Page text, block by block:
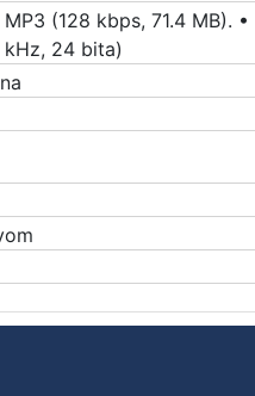
(128 kbps, 71.4 MB). •
24 bita)